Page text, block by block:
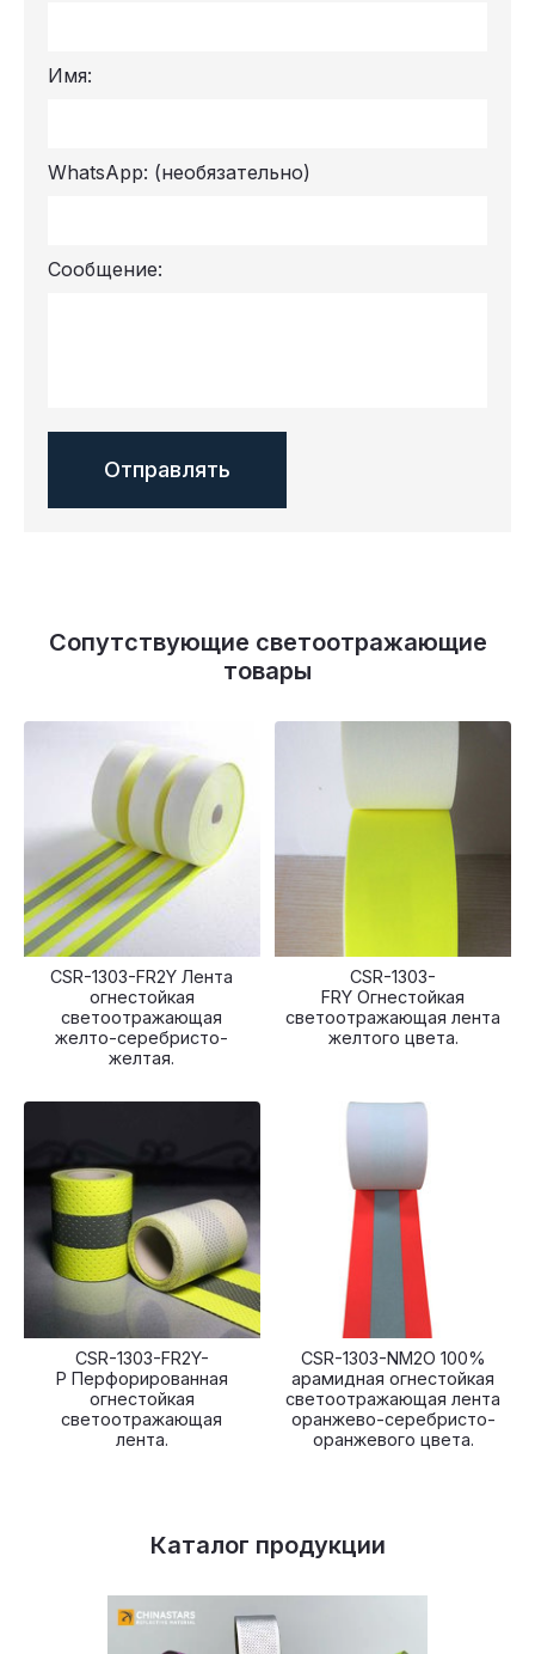
Имя:
WhatsApp: (необязательно)
Сообщение:
Сопутствующие светоотражающие
товары
CSR-1303-FR2Y Лента
огнестойкая
светоотражающая
желто-серебристо-
желтая.
CSR-1303-
FRY Огнестойкая
светоотражающая лента
желтого цвета.
CSR-1303-FR2Y-
P Перфорированная
огнестойкая
светоотражающая
лента.
CSR-1303-NM2O 100%
арамидная огнестойкая
светоотражающая лента
оранжево-серебристо-
оранжевого цвета.
Каталог продукции